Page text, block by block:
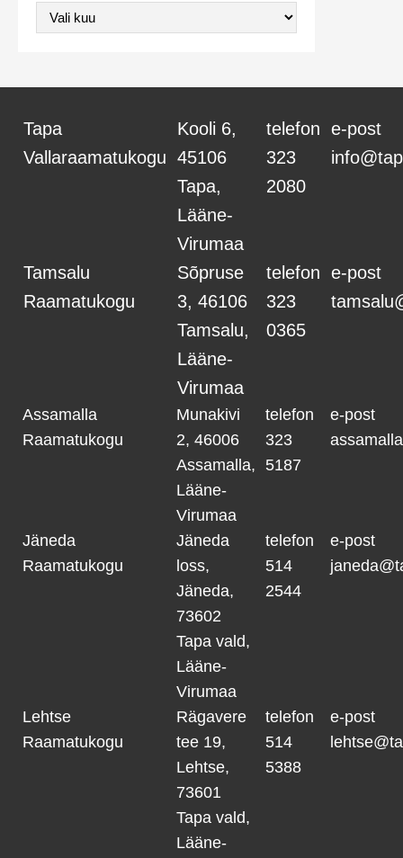
vArhiiv
Tapa
Vallaraamatukogu
Kooli 6,
45106
Tapa,
Lääne-
Virumaa
telefon
323
2080
e-post
Tamsalu
Raamatukogu
Sõpruse
3, 46106
Tamsalu,
Lääne-
Virumaa
telefon
323
0365
e-post
Assamalla
Raamatukogu
Munakivi
2, 46006
Assamalla,
Lääne-
Virumaa
telefon
323
5187
e-post
Jäneda
Raamatukogu
Jäneda
loss,
Jäneda,
73602
Tapa vald,
Lääne-
Virumaa
telefon
514
2544
e-post
Lehtse
Raamatukogu
Rägavere
tee 19,
Lehtse,
73601
Tapa vald,
Lääne-
telefon
514
5388
e-post